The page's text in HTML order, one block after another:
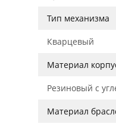
Тип механизма
Кварцевый
Материал
Резиновый с
Материал